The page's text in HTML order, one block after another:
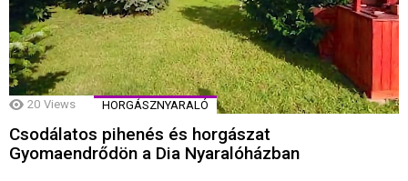
20 Views HORGÁSZNYARALÓ
Csodálatos pihenés és horgászat
Gyomaendrődön a Dia Nyaralóházban